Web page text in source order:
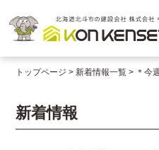
トップページ 新着情報一覧 ＊今
新着情報